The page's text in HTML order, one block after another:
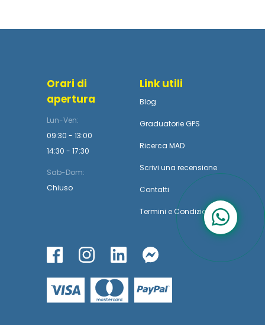
Orari di
apertura
Lun-Ven:
09:30 - 13:00
14:30 - 17:30
Sab-Dom:
Chiuso
Link utili
Blog
Graduatorie GPS
Ricerca MAD
Scrivi una recensione
Contatti
Termini e Condizioni